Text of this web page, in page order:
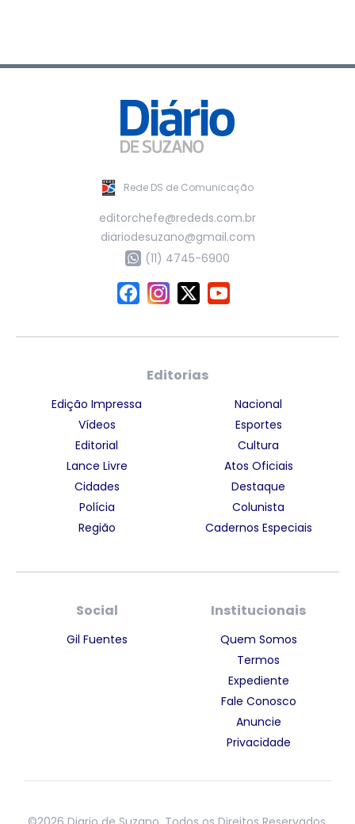
Rede DS de Comunicação
editorchefe@rededs.com.br
diariodesuzano@gmail.com
(11) 4745-6900
Editorias
Edição Impressa
Vídeos
Editorial
Lance Livre
Cidades
Polícia
Região
Nacional
Esportes
Cultura
Atos Oficiais
Destaque
Colunista
Cadernos Especiais
Social
Gil Fuentes
Institucionais
Quem Somos
Termos
Expediente
Fale Conosco
Anuncie
Privacidade